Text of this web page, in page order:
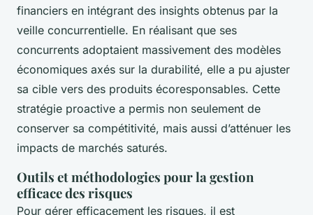
financiers en intégrant des insights obtenus par la
veille concurrentielle. En réalisant que ses
concurrents adoptaient massivement des modèles
économiques axés sur la durabilité, elle a pu ajuster
sa cible vers des produits écoresponsables. Cette
stratégie proactive a permis non seulement de
conserver sa compétitivité, mais aussi d’atténuer les
impacts de marchés saturés.
Outils et méthodologies pour la gestion
efficace des risques
Pour gérer efficacement les risques, il est